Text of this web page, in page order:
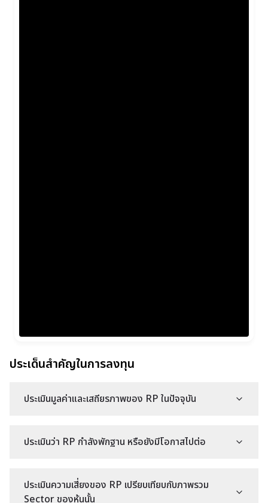
ประเด็นสำคัญในการลงทุน
ประเมินมูลค่าและเสถียรภาพของ RP ในปัจจุบัน
ประเมินว่า RP กำลังพักฐาน หรือยังมีโอกาสไปต่อ
ประเมินความเสี่ยงของ RP เปรียบเทียบกับภาพรวม
Sector ของหุ้นนั้น